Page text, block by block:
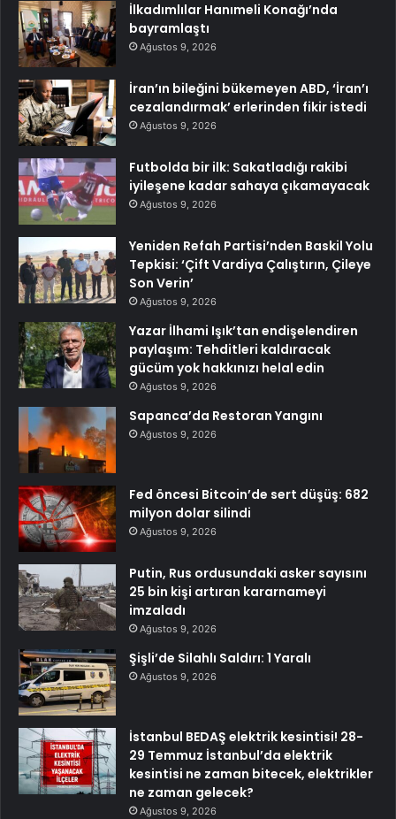
İlkadımlılar Hanımeli Konağı’nda
bayramlaştı
Ağustos 9, 2026
İran’ın bileğini bükemeyen ABD, ‘İran’ı
cezalandırmak’ erlerinden fikir istedi
Ağustos 9, 2026
Futbolda bir ilk: Sakatladığı rakibi
iyileşene kadar sahaya çıkamayacak
Ağustos 9, 2026
Yeniden Refah Partisi’nden Baskil Yolu
Tepkisi: ‘Çift Vardiya Çalıştırın, Çileye
Son Verin’
Ağustos 9, 2026
Yazar İlhami Işık’tan endişelendiren
paylaşım: Tehditleri kaldıracak
gücüm yok hakkınızı helal edin
Ağustos 9, 2026
Sapanca’da Restoran Yangını
Ağustos 9, 2026
Fed öncesi Bitcoin’de sert düşüş: 682
milyon dolar silindi
Ağustos 9, 2026
Putin, Rus ordusundaki asker sayısını
25 bin kişi artıran kararnameyi
imzaladı
Ağustos 9, 2026
Şişli’de Silahlı Saldırı: 1 Yaralı
Ağustos 9, 2026
İstanbul BEDAŞ elektrik kesintisi! 28-
29 Temmuz İstanbul’da elektrik
kesintisi ne zaman bitecek, elektrikler
ne zaman gelecek?
Ağustos 9, 2026